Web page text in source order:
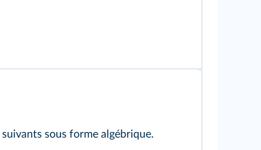
sous forme algébrique.